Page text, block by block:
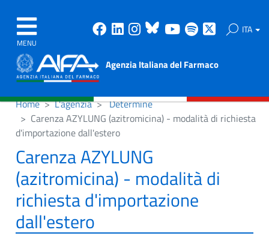
MENU
Facebook
Linkedin
Instagram
Bluesky
Youtube
Spotify ITA
Agenzia Italiana del Farmaco
Home L'agenzia
Determine
Carenza AZYLUNG (azitromicina) - modalità di richiesta
d'importazione dall'estero
Carenza AZYLUNG
(azitromicina) - modalità di
richiesta d'importazione
dall'estero